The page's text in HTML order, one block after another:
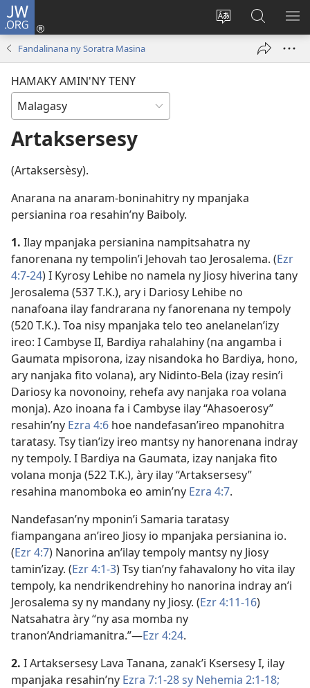
JW.ORG
Hiova
Hiditra
(manokatra
ato
Amin’ny
Fandalinana ny Soratra Masina
HAMAKY AMIN'NY TENY
Artaksersesy
(Artaksersèsy).
Anarana na anaram-boninahitry ny mpanjaka
persianina roa resahin’ny Baiboly.
1. Ilay mpanjaka persianina nampitsahatra ny
fanorenana ny tempolin’i Jehovah tao Jerosalema. (Ezr
4:7-24) I Kyrosy Lehibe no namela ny Jiosy hiverina tany
Jerosalema (537 T.K.), ary i Dariosy Lehibe no
nanafoana ilay fandrarana ny fanorenana ny tempoly
(520 T.K.). Toa nisy mpanjaka telo teo anelanelan’izy
ireo: I Cambyse II, Bardiya rahalahiny (na angamba i
Gaumata mpisorona, izay nisandoka ho Bardiya, hono,
ary nanjaka fito volana), ary Nidinto-Bela (izay resin’i
Dariosy ka novonoiny, rehefa avy nanjaka roa volana
monja). Azo inoana fa i Cambyse ilay “Ahasoerosy”
resahin’ny Ezra 4:6 hoe nandefasan’ireo mpanohitra
taratasy. Tsy tian’izy ireo mantsy ny hanorenana indray
ny tempoly. I Bardiya na Gaumata, izay nanjaka fito
volana monja (522 T.K.), àry ilay “Artaksersesy”
resahina manomboka eo amin’ny Ezra 4:7.
Nandefasan’ny mponin’i Samaria taratasy
fiampangana an’ireo Jiosy io mpanjaka persianina io.
(Ezr 4:7) Nanorina an’ilay tempoly mantsy ny Jiosy
tamin’izay. (Ezr 4:1-3) Tsy tian’ny fahavalony ho vita ilay
tempoly, ka nendrikendrehiny ho nanorina indray an’i
Jerosalema sy ny mandany ny Jiosy. (Ezr 4:11-16)
Natsahatra àry “ny asa momba ny
tranon’Andriamanitra.”​—Ezr 4:24.
2. I Artaksersesy Lava Tanana, zanak’i Ksersesy I, ilay
mpanjaka resahin’ny Ezra 7:1-28 sy Nehemia 2:1-18;